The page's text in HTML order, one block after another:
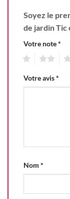
Soyez le
de jardin Tic
Votre note*
Votre avis*
Nom *